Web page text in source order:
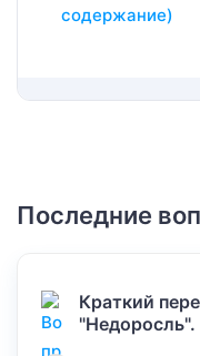
содержание)
Последние
Краткий
"Недоросль".